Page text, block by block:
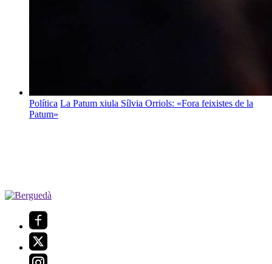
Política La Patum xiula Sílvia Orriols: «Fora feixistes de la
Patum»